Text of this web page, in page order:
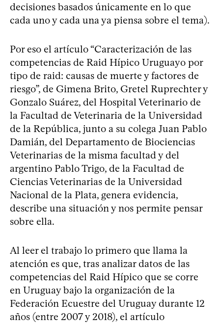
decisiones basados únicamente en lo que
cada uno y cada una ya piensa sobre el tema).
Por eso el artículo “Caracterización de las
competencias de Raid Hípico Uruguayo por
tipo de raid: causas de muerte y factores de
riesgo”, de Gimena Brito, Gretel Ruprechter y
Gonzalo Suárez, del Hospital Veterinario de
la Facultad de Veterinaria de la Universidad
de la República, junto a su colega Juan Pablo
Damián, del Departamento de Biociencias
Veterinarias de la misma facultad y del
argentino Pablo Trigo, de la Facultad de
Ciencias Veterinarias de la Universidad
Nacional de la Plata, genera evidencia,
describe una situación y nos permite pensar
sobre ella.
Al leer el trabajo lo primero que llama la
atención es que, tras analizar datos de las
competencias del Raid Hípico que se corre
en Uruguay bajo la organización de la
Federación Ecuestre del Uruguay durante 12
años (entre 2007 y 2018), el artículo